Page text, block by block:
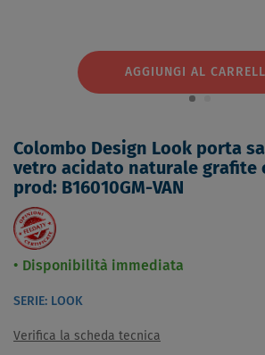
AGGIUNGI AL
Colombo Design Look porta
vetro acidato naturale grafite
prod: B16010GM-VAN
Disponibilità immediata
SERIE: LOOK
Verifica la scheda tecnica